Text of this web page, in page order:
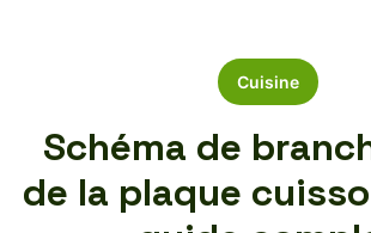
Cuisine
Schéma de
de la plaque